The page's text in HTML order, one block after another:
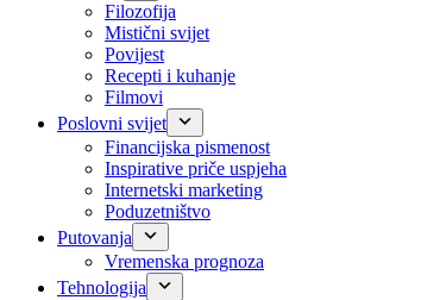
Filozofija
Mistični svijet
Povijest
Recepti i kuhanje
Filmovi
Poslovni svijet
Financijska pismenost
Inspirative priče uspjeha
Internetski marketing
Poduzetništvo
Putovanja
Vremenska prognoza
Tehnologija